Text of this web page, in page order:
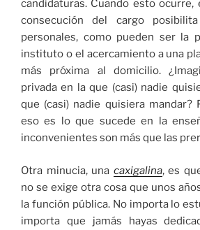
candidaturas. Cuando esto ocurre,
consecución del cargo
personales, como pueden ser la
instituto o el acercamiento a una
más próxima al domicilio.
privada en la que (casi) nadie
que (casi) nadie quisiera mandar?
eso es lo que sucede en la
inconvenientes son más que las
Otra minucia, una caxigalina, es
no se exige otra cosa que unos
la función pública. No importa lo
importa que jamás hayas